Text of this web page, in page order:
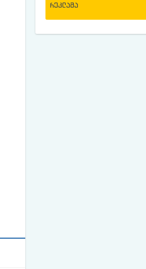
რეკლამა